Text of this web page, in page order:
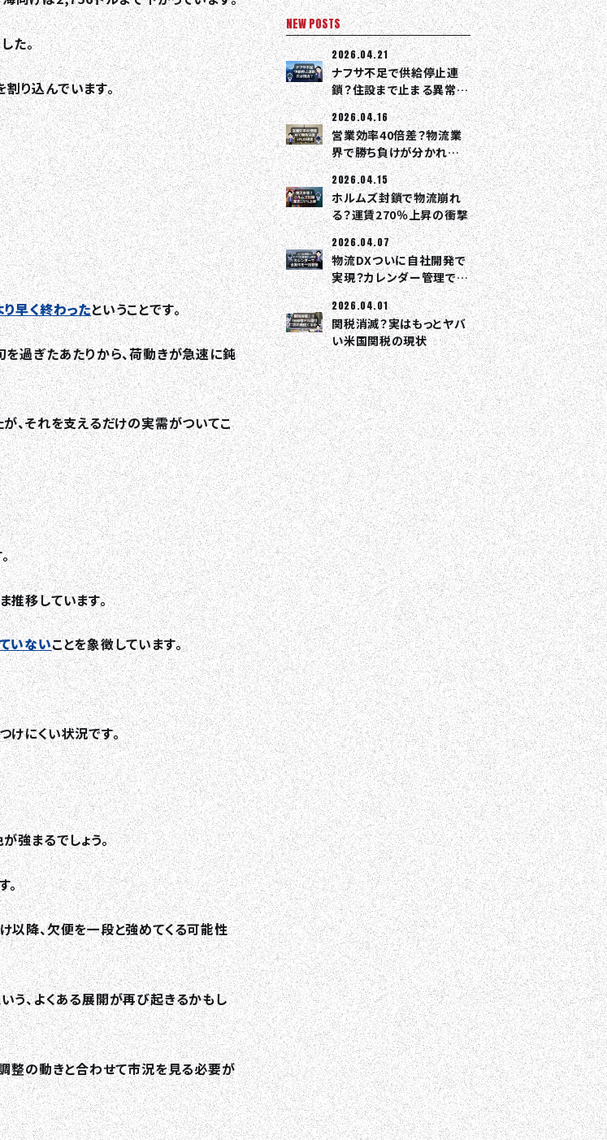
た。
り込んでいます。
早く終わったということです。
過ぎたあたりから、荷動きが急速に鈍
、それを支えるだけの実需がついてこ
推移しています。
いないことを象徴しています。
けにくい状況です。
強まるでしょう。
。
以降、欠便を一段と強めてくる可能性
う、よくある展開が再び起きるかもし
整の動きと合わせて市況を見る必要が
NEW POSTS
2026.04.21
ナフサ不足で供給停止連
鎖？住設まで止まる異常事
態
2026.04.16
営業効率40倍差？物流業
界で勝ち負けが分かれる
理由
2026.04.15
ホルムズ封鎖で物流崩れ
る？運賃270％上昇の衝撃
2026.04.07
物流DXついに自社開発で
実現？カレンダー管理で全
部つながる
2026.04.01
関税消滅？実はもっとヤバ
い米国関税の現状